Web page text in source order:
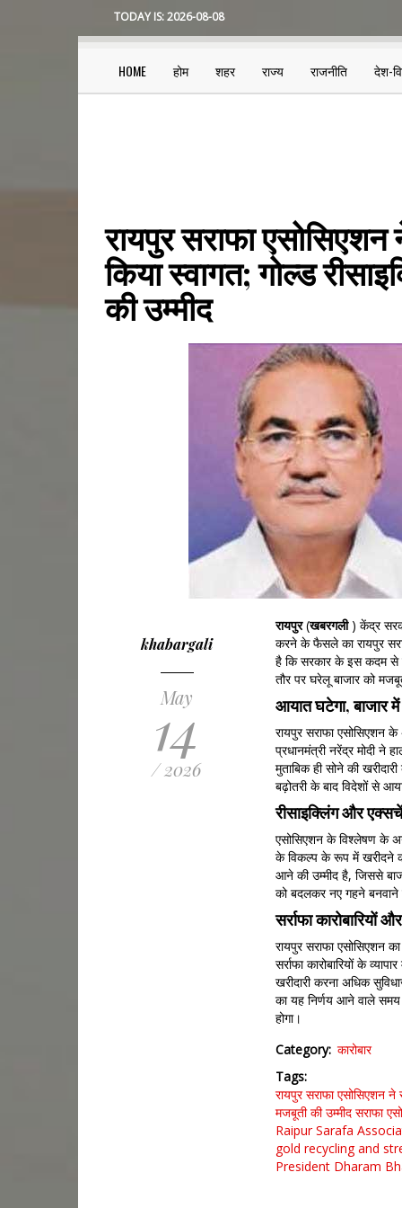
TODAY IS:2026-08-08
Main
HOME होम शहर राज्य राजनीति देश-
रायपुर सराफा
किया स्वागत; गोल्ड
की उम्मीद
khabargali
May
14
/ 2026
रायपुर(खबरगली) केंद्र
करने के फैसले का रायपुर
है कि सरकार के इस कदम से
तौर पर घरेलू बाजार को
आयात घटेगा, बाजार
रायपुर सराफा एसोसिएशन
प्रधानमंत्री नरेंद्र मोदी
मुताबिक ही सोने की
बढ़ोतरी के बाद विदेशों से
रीसाइक्लिंग और
एसोसिएशन के विश्लेषण के
के विकल्प के रूप में खरीदने
आने की उम्मीद है, जिससे
को बदलकर नए गहने बनवाने
सर्राफा कारोबारियों
रायपुर सराफा एसोसिएशन
सर्राफा कारोबारियों के
खरीदारी करना अधिक
का यह निर्णय आने वाले
होगा।
Category कारोबार
Tags
रायपुर सराफा एसोसिएशन
मजबूती की उम्मीद सराफा
Raipur Sarafa
gold recycling and
President Dharam